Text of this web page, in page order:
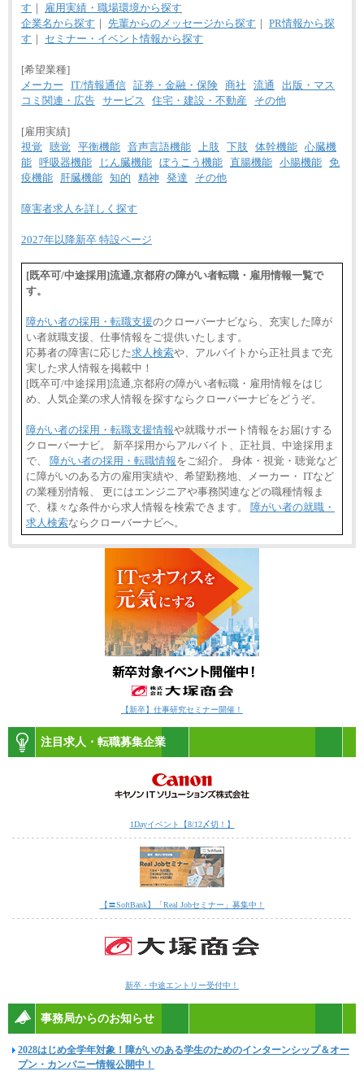
す ｜
雇用実績・職場環境から探す
企業名から探す ｜ 先輩からのメッセージから探す ｜ PR情報から探
す ｜ セミナー・イベント情報から探す
[希望業種]
メーカー
IT/情報通信 証券・金融・保険 商社 流通
出版・マス
コミ関連・広告 サービス 住宅・建設・不動産 その他
[雇用実績]
視覚
聴覚 平衡機能 音声言語機能 上肢 下肢 体幹機能 心臓機
能 呼吸器機能 じん臓機能 ぼうこう機能 直腸機能 小腸機能 免
疫機能
肝臓機能 知的 精神 発達 その他
障害者求人を詳しく探す
2027年以降新卒 特設ページ
[既卒可/中途採用]流通,京都府の障がい者転職・雇用情報一覧で
す。
障がい者の採用・転職支援のクローバーナビなら、充実した障が
い者就職支援、仕事情報をご提供いたします。
応募者の障害に応じた求人検索や、アルバイトから正社員まで充
実した求人情報を掲載中！
[既卒可/中途採用]流通,京都府の障がい者転職・雇用情報をはじ
め、人気企業の求人情報を探すならクローバーナビをどうぞ。
障がい者の採用・転職支援情報や就職サポート情報をお届けする
クローバーナビ。 新卒採用からアルバイト、正社員、中途採用ま
で、 障がい者の採用・転職情報をご紹介。 身体・視覚・聴覚など
に障がいのある方の雇用実績や、希望勤務地、メーカー・ ITなど
の業種別情報、 更にはエンジニアや事務関連などの職種情報ま
で、様々な条件から求人情報を検索できます。 障がい者の就職・
求人検索ならクローバーナビへ。
【新卒】仕事研究セミナー開催！
注目求人・転職募集企業
1Dayイベント【8/12〆切！】
【〓SoftBank】「Real Jobセミナー」募集中！
新卒・中途エントリー受付中！
事務局からのお知らせ
2028はじめ全学年対象！障がいのある学生のためのインターンシップ＆オー
プン・カンパニー情報公開中！